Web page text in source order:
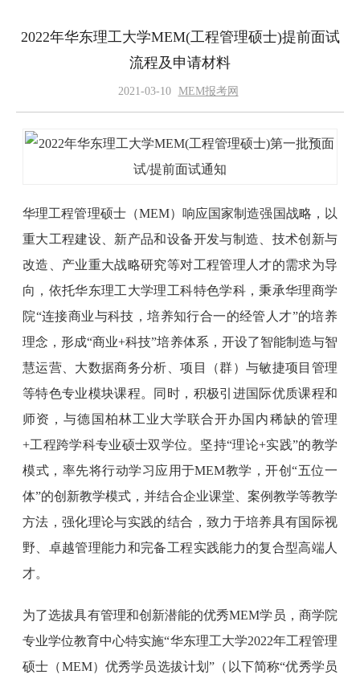
2022年华东理工大学MEM(工程管理硕士)提前面试
流程及申请材料
2021-03-10 MEM报考网
华理工程管理硕士（MEM）响应国家制造强国战略，以
重大工程建设、新产品和设备开发与制造、技术创新与
改造、产业重大战略研究等对工程管理人才的需求为导
向，依托华东理工大学理工科特色学科，秉承华理商学
院“连接商业与科技，培养知行合一的经管人才”的培养
理念，形成“商业+科技”培养体系，开设了智能制造与智
慧运营、大数据商务分析、项目（群）与敏捷项目管理
等特色专业模块课程。同时，积极引进国际优质课程和
师资，与德国柏林工业大学联合开办国内稀缺的管理
+工程跨学科专业硕士双学位。坚持“理论+实践”的教学
模式，率先将行动学习应用于MEM教学，开创“五位一
体”的创新教学模式，并结合企业课堂、案例教学等教学
方法，强化理论与实践的结合，致力于培养具有国际视
野、卓越管理能力和完备工程实践能力的复合型高端人
才。
为了选拔具有管理和创新潜能的优秀MEM学员，商学院
专业学位教育中心特实施“华东理工大学2022年工程管理
硕士（MEM）优秀学员选拔计划”（以下简称“优秀学员